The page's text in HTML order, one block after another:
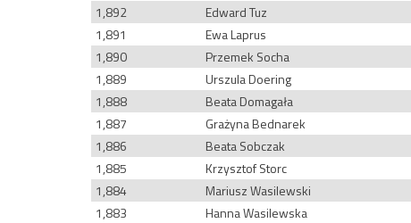
1,892
Edward Tuz
1,891
Ewa Laprus
1,890
Przemek Socha
1,889
Urszula Doering
1,888
Beata Domagała
1,887
Grażyna Bednarek
1,886
Beata Sobczak
1,885
Krzysztof Storc
1,884
Mariusz Wasilewski
1,883
Hanna Wasilewska